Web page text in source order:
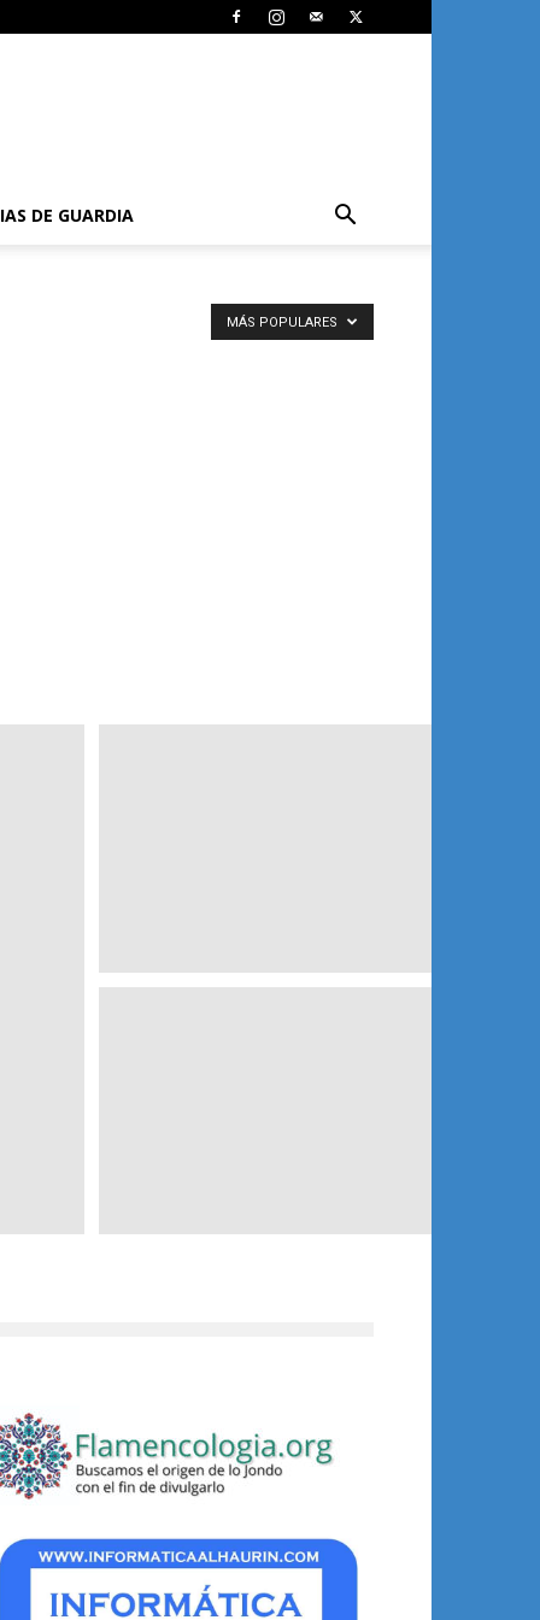
DE GUARDIA
MÁS POPULARES